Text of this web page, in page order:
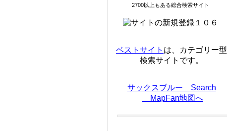
2700以上もある総合検索サイト
ベストサイト は、カテゴリー型
検索サイトです。
サックスブルー Search
MapFan地図へ